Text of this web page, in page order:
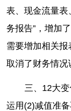
表、现金流量表
务报告”，增加
需要增加相关报
取消了财务情况
三、12大
运用(2)减值准